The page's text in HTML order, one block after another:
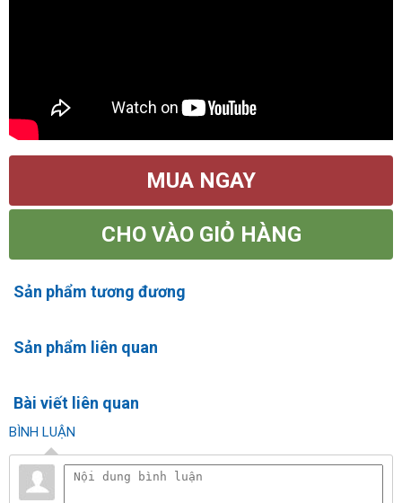
MUA NGAY
CHO VÀO GIỎ HÀNG
Sản phẩm tương đương
Sản phẩm liên quan
Bài viết liên quan
BÌNH LUẬN